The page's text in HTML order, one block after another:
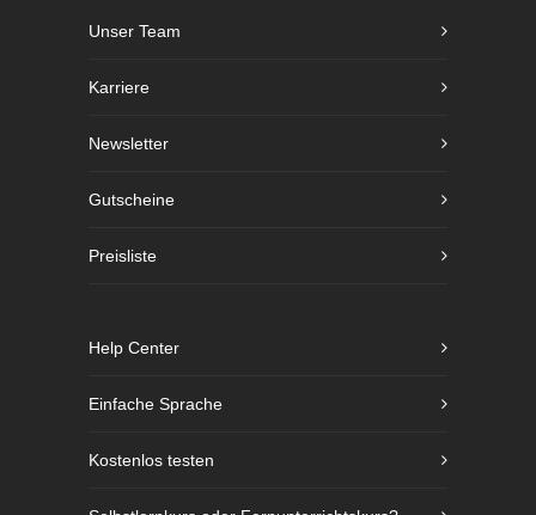
Unser Team
Karriere
Newsletter
Gutscheine
Preisliste
Help Center
Einfache Sprache
Kostenlos testen